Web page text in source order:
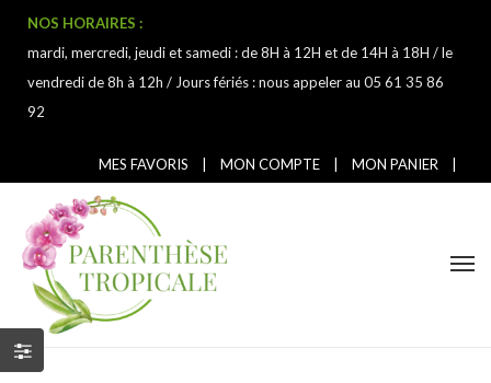
NOS HORAIRES :
mardi, mercredi, jeudi et samedi : de 8H à 12H et de 14H à 18H / le
vendredi de 8h à 12h / Jours fériés : nous appeler au 05 61 35 86
92
MES FAVORIS MON COMPTE MON PANIER